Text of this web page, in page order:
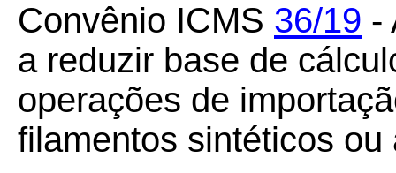
Convênio ICMS 36/19 -
a reduzir base de
operações de
filamentos sintéticos ou